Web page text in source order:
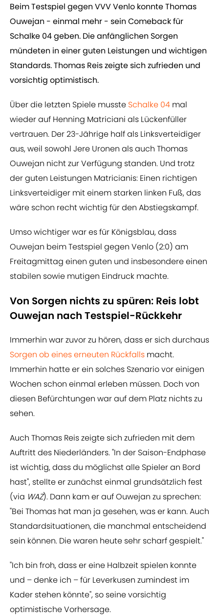
Beim Testspiel gegen VVV Venlo konnte Thomas
Ouwejan - einmal mehr - sein Comeback für
Schalke 04 geben. Die anfänglichen Sorgen
mündeten in einer guten Leistungen und wichtigen
Standards. Thomas Reis zeigte sich zufrieden und
vorsichtig optimistisch.
Über die letzten Spiele musste Schalke 04 mal
wieder auf Henning Matriciani als Lückenfüller
vertrauen. Der 23-Jährige half als Linksverteidiger
aus, weil sowohl Jere Uronen als auch Thomas
Ouwejan nicht zur Verfügung standen. Und trotz
der guten Leistungen Matricianis: Einen richtigen
Linksverteidiger mit einem starken linken Fuß, das
wäre schon recht wichtig für den Abstiegskampf.
Umso wichtiger war es für Königsblau, dass
Ouwejan beim Testspiel gegen Venlo (2:0) am
Freitagmittag einen guten und insbesondere einen
stabilen sowie mutigen Eindruck machte.
Von Sorgen nichts zu spüren: Reis lobt
Ouwejan nach Testspiel-Rückkehr
Immerhin war zuvor zu hören, dass er sich durchaus
Sorgen ob eines erneuten Rückfalls macht.
Immerhin hatte er ein solches Szenario vor einigen
Wochen schon einmal erleben müssen. Doch von
diesen Befürchtungen war auf dem Platz nichts zu
sehen.
Auch Thomas Reis zeigte sich zufrieden mit dem
Auftritt des Niederländers. "In der Saison-Endphase
ist wichtig, dass du möglichst alle Spieler an Bord
hast", stellte er zunächst einmal grundsätzlich fest
(via WAZ). Dann kam er auf Ouwejan zu sprechen:
"Bei Thomas hat man ja gesehen, was er kann. Auch
Standardsituationen, die manchmal entscheidend
sein können. Die waren heute sehr scharf gespielt."
"Ich bin froh, dass er eine Halbzeit spielen konnte
und – denke ich – für Leverkusen zumindest im
Kader stehen könnte", so seine vorsichtig
optimistische Vorhersage.